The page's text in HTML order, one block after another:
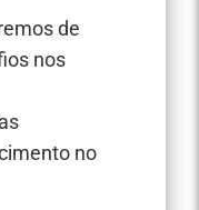
de
nos
no